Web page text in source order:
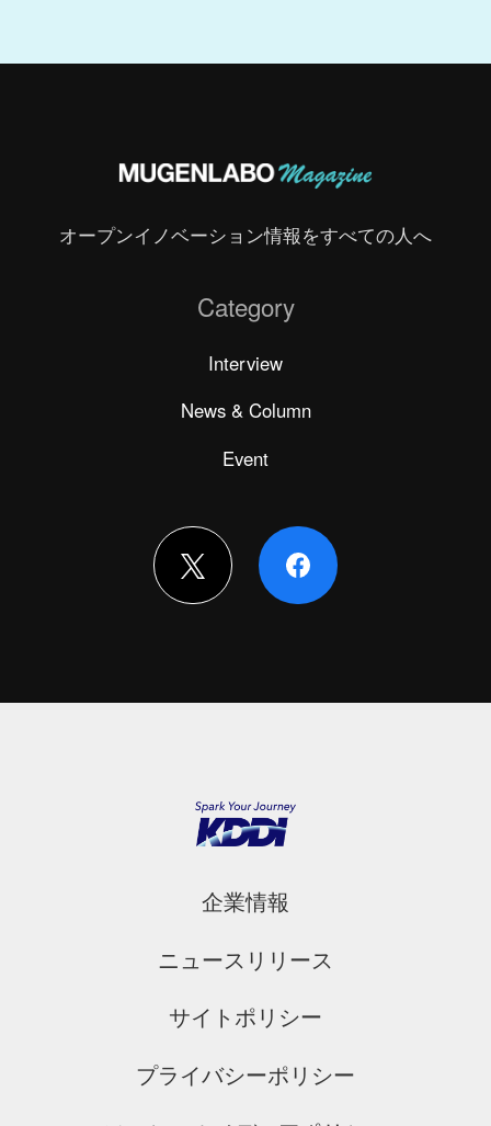
オープンイノベーション情報をすべての人へ
Category
Interview
News & Column
Event
企業情報
ニュースリリース
サイトポリシー
プライバシーポリシー